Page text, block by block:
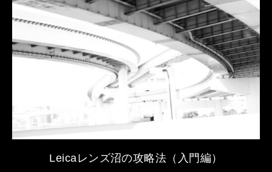
Leicaレンズ沼の攻略法（入門編）